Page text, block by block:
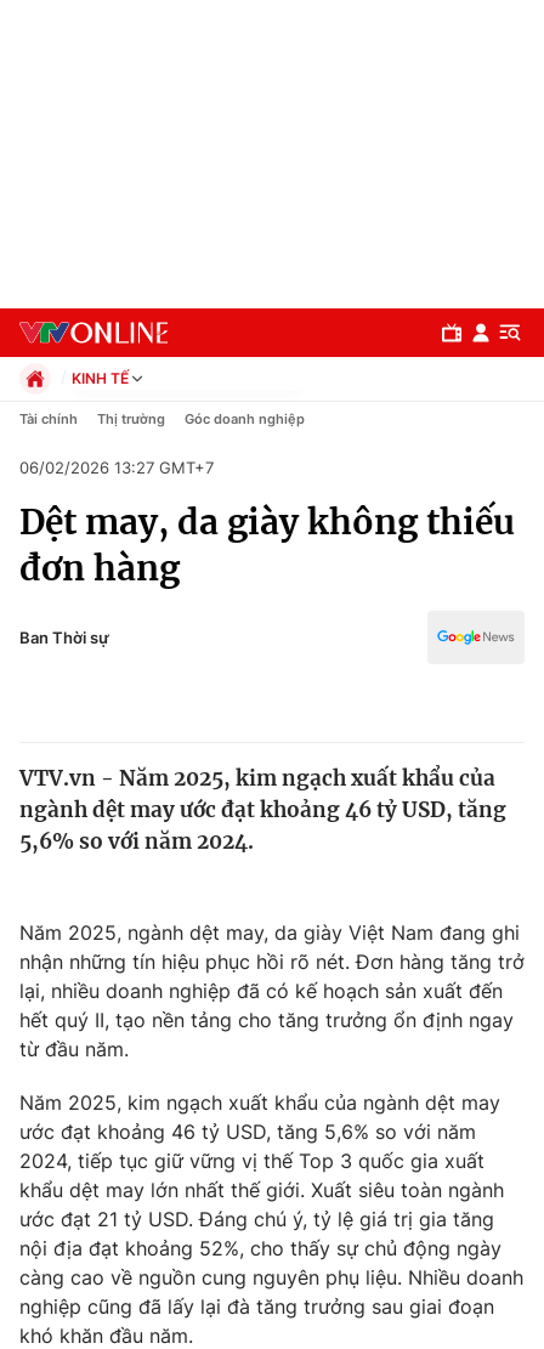
Chuyên mục
Chính trị
Thế giới
Thế giới đó đây
Câu chuyện quốc tế
Tài chính
Thị trường
Góc doanh nghiệp
Dữ liệu và đời sống
Truyền hình
Phim VTV
Hậu trường
Nhân vật
Khán giả
Giải sao mai
Giải trí
Điện ảnh
Âm nhạc
Sao
Đời sống
Du lịch
Làm đẹp
Chất lượng cuộc sống
Giáo dục
Tuyển sinh
Công nghệ
KINH TẾ
Chính trị
Pháp luật
Kinh tế
Thể thao
Truyền hình
Y tế
Tài chính Thị trường Góc doanh nghiệp
06/02/2026 13:27 GMT+7
Dệt may, da giày không thiếu
đơn hàng
Ban Thời sự
VTV.vn - Năm 2025, kim ngạch xuất khẩu của
ngành dệt may ước đạt khoảng 46 tỷ USD, tăng
5,6% so với năm 2024.
Năm 2025, ngành dệt may, da giày Việt Nam đang ghi
nhận những tín hiệu phục hồi rõ nét. Đơn hàng tăng trở
lại, nhiều doanh nghiệp đã có kế hoạch sản xuất đến
hết quý II, tạo nền tảng cho tăng trưởng ổn định ngay
từ đầu năm.
Năm 2025, kim ngạch xuất khẩu của ngành dệt may
ước đạt khoảng 46 tỷ USD, tăng 5,6% so với năm
2024, tiếp tục giữ vững vị thế Top 3 quốc gia xuất
khẩu dệt may lớn nhất thế giới. Xuất siêu toàn ngành
ước đạt 21 tỷ USD. Đáng chú ý, tỷ lệ giá trị gia tăng
nội địa đạt khoảng 52%, cho thấy sự chủ động ngày
càng cao về nguồn cung nguyên phụ liệu. Nhiều doanh
nghiệp cũng đã lấy lại đà tăng trưởng sau giai đoạn
khó khăn đầu năm.